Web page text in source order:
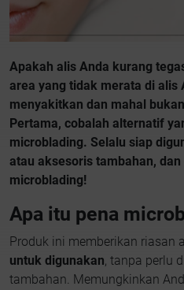
Apakah alis Anda kurang
area yang tidak merata di alis
menyakitkan dan mahal
Pertama, cobalah alternatif
microblading. Selalu siap
atau aksesoris tambahan,
microblading!
Apa itu pena
Produk ini memberikan riasan
untuk digunakan, tanpa perlu
tambahan. Memungkinkan